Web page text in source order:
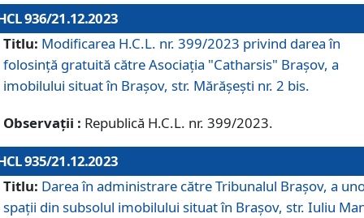
936/21.12.2023
Titlu: Modificarea H.C.L. nr. 399/2023 privind darea în
folosinţă gratuită către Asociaţia "Catharsis" Brașov, a
imobilului situat în Braşov, str. Mărăşeşti nr. 2 bis.
Observații : Republică H.C.L. nr. 399/2023.
935/21.12.2023
Titlu: Darea în administrare către Tribunalul Brașov, a
spații din subsolul imobilului situat în Brașov, str. Iuliu